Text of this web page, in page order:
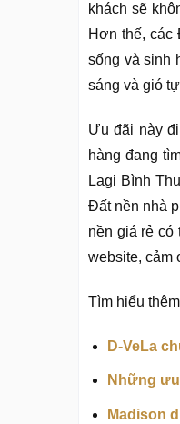
khách sẽ
Hơn thế, các
sống và sinh
sáng và gió
Ưu đãi này
hàng đang
Lagi Bình
Đất nền nhà
nền giá rẻ có
website, cảm
Tìm hiểu thêm
D-VeLa
Những
Madison